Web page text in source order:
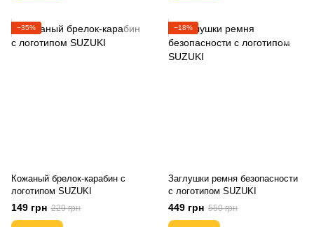
−35%
Кожаный брелок-карабин с
логотипом SUZUKI
149 грн 229 грн
−18%
Заглушки ремня безопасности
с логотипом SUZUKI
449 грн 550 грн